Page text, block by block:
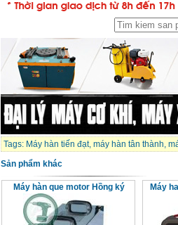
Tags: Máy hàn tiến đạt, máy hàn tân thành,
Sản phẩm khác
Máy hàn que motor Hồng ký Máy